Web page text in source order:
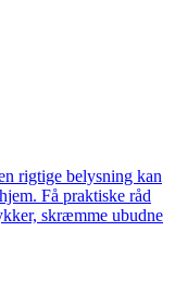
rigtige belysning kan
Få praktiske råd
skræmme ubudne